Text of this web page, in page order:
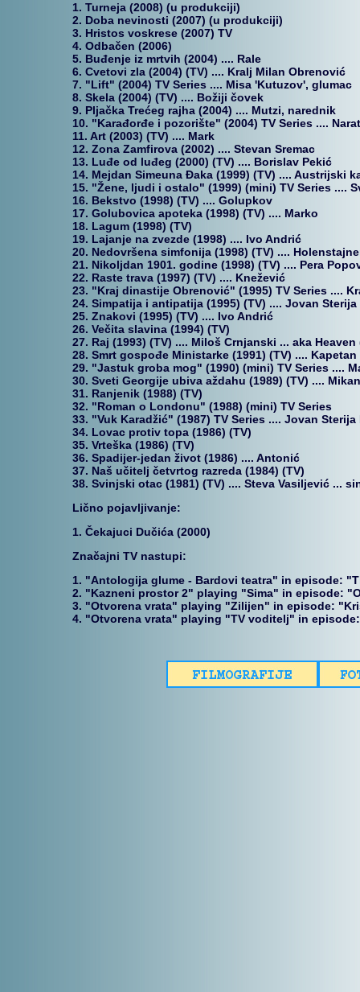
1. Turneja (2008) (u produkciji)
2. Doba nevinosti (2007) (u produkciji)
3. Hristos voskrese (2007) TV
4. Odbačen (2006)
5. Buđenje iz mrtvih (2004) .... Rale
6. Cvetovi zla (2004) (TV) .... Kralj Milan Obrenović
7. "Lift" (2004) TV Series .... Misa 'Kutuzov', glumac
8. Skela (2004) (TV) .... Božiji čovek
9. Pljačka Trećeg rajha (2004) .... Mutzi, narednik
10. "Karađorđe i pozorište" (2004) TV Series ....
11. Art (2003) (TV) .... Mark
12. Zona Zamfirova (2002) .... Stevan Sremac
13. Luđe od luđeg (2000) (TV) .... Borislav Pekić
14. Mejdan Simeuna Đaka (1999) (TV) .... Austrijski
15. "Žene, ljudi i ostalo" (1999) (mini) TV Series ....
16. Bekstvo (1998) (TV) .... Golupkov
17. Golubovica apoteka (1998) (TV) .... Marko
18. Lagum (1998) (TV)
19. Lajanje na zvezde (1998) .... Ivo Andrić
20. Nedovršena simfonija (1998) (TV) ....
21. Nikoljdan 1901. godine (1998) (TV) .... Pera
22. Raste trava (1997) (TV) .... Knežević
23. "Kraj dinastije Obrenović" (1995) TV Series ....
24. Simpatija i antipatija (1995) (TV) .... Jovan
25. Znakovi (1995) (TV) .... Ivo Andrić
26. Večita slavina (1994) (TV)
27. Raj (1993) (TV) .... Miloš Crnjanski ... aka
28. Smrt gospođe Ministarke (1991) (TV) .... Kapetan
29. "Jastuk groba mog" (1990) (mini) TV Series ....
30. Sveti Georgije ubiva aždahu (1989) (TV) ....
31. Ranjenik (1988) (TV)
32. "Roman o Londonu" (1988) (mini) TV Series
33. "Vuk Karadžić" (1987) TV Series .... Jovan
34. Lovac protiv topa (1986) (TV)
35. Vrteška (1986) (TV)
36. Spadijer-jedan život (1986) .... Antonić
37. Naš učitelj četvrtog razreda (1984) (TV)
38. Svinjski otac (1981) (TV) .... Steva Vasiljević ...
Lično pojavljivanje:
1. Čekajuci Dučića (2000)
Značajni TV nastupi:
1. "Antologija glume - Bardovi teatra" in episode:
2. "Kazneni prostor 2" playing "Sima" in episode:
3. "Otvorena vrata" playing "Zilijen" in episode:
4. "Otvorena vrata" playing "TV voditelj" in